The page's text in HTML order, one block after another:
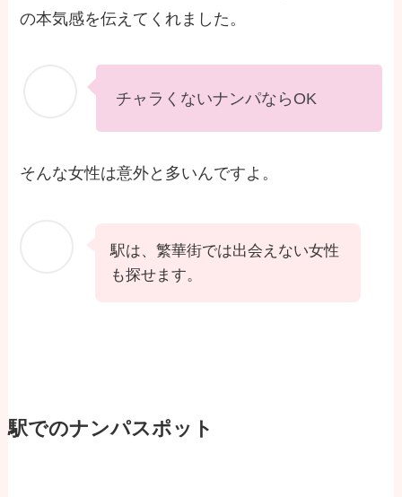
の本気感を伝えてくれました。
チャラくないナンパならOK
そんな女性は意外と多いんですよ。
駅は、繁華街では出会えない女性
も探せます。
駅でのナンパスポット